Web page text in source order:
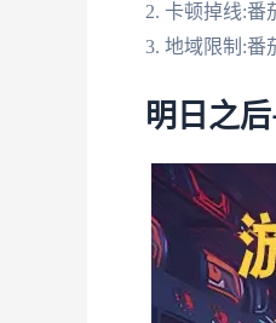
2. 卡顿掉线:番
3. 地域限制:番
明日之